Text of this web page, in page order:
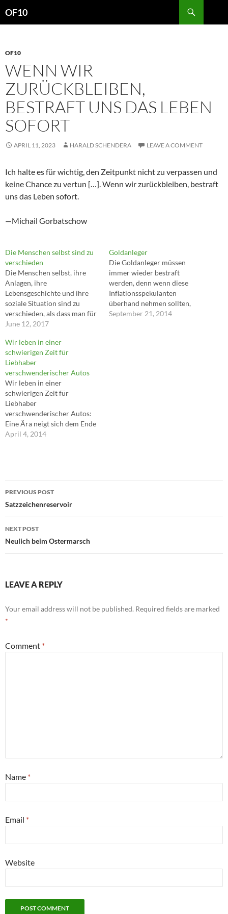
OF10
OF10
WENN WIR
ZURÜCKBLEIBEN,
BESTRAFT UNS DAS LEBEN
SOFORT
APRIL 11, 2023 HARALD SCHENDERA LEAVE A COMMENT
Ich halte es für wichtig, den Zeitpunkt nicht zu verpassen und
keine Chance zu vertun […]. Wenn wir zurückbleiben, bestraft
uns das Leben sofort.
—Michail Gorbatschow
Die Menschen selbst sind zu
verschieden
Die Menschen selbst, ihre
Anlagen, ihre
Lebensgeschichte und ihre
soziale Situation sind zu
verschieden, als dass man für
alle gültige Forderungen für
davon abweichende als falsch
oder schlecht verurteilen
könnte. Wir müssen wohl so
viel menschliches
Verständnis füreinander
aufbringen, dass wir auch uns
ferner liegende Liebesformen
respektieren;…
June 12, 2017
Goldanleger
Die Goldanleger müssen
immer wieder bestraft
werden, denn wenn diese
Inflationsspekulanten
überhand nehmen sollten,
wäre das ganze System vom
September 21, 2014
Wir leben in einer
schwierigen Zeit für
Liebhaber
verschwenderischer Autos
Wir leben in einer
schwierigen Zeit für
Liebhaber
verschwenderischer Autos:
Eine Ära neigt sich dem Ende
zu. In 50 Jahren wird der
den Moment nicht erkennen,
wenn wir das großartigste
Automobil aller Zeiten
fahren, so etwas…
April 4, 2014
Post
navigation
PREVIOUS POST
Satzzeichenreservoir
NEXT POST
Neulich beim Ostermarsch
LEAVE A REPLY
Your email address will not be published. Required fields are marked
*
Comment *
Name *
Email *
Website